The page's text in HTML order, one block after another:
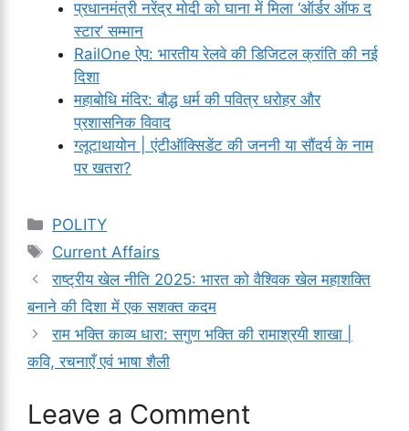
प्रधानमंत्री नरेंद्र मोदी को घाना में मिला ‘ऑर्डर ऑफ द
स्टार’ सम्मान
RailOne ऐप: भारतीय रेलवे की डिजिटल क्रांति की नई
दिशा
महाबोधि मंदिर: बौद्ध धर्म की पवित्र धरोहर और
प्रशासनिक विवाद
ग्लूटाथायोन | एंटीऑक्सिडेंट की जननी या सौंदर्य के नाम
पर खतरा?
Categories
POLITY
Tags
Current Affairs
राष्ट्रीय खेल नीति 2025: भारत को वैश्विक खेल महाशक्ति
बनाने की दिशा में एक सशक्त कदम
राम भक्ति काव्य धारा: सगुण भक्ति की रामाश्रयी शाखा |
कवि, रचनाएँ एवं भाषा शैली
Leave a Comment